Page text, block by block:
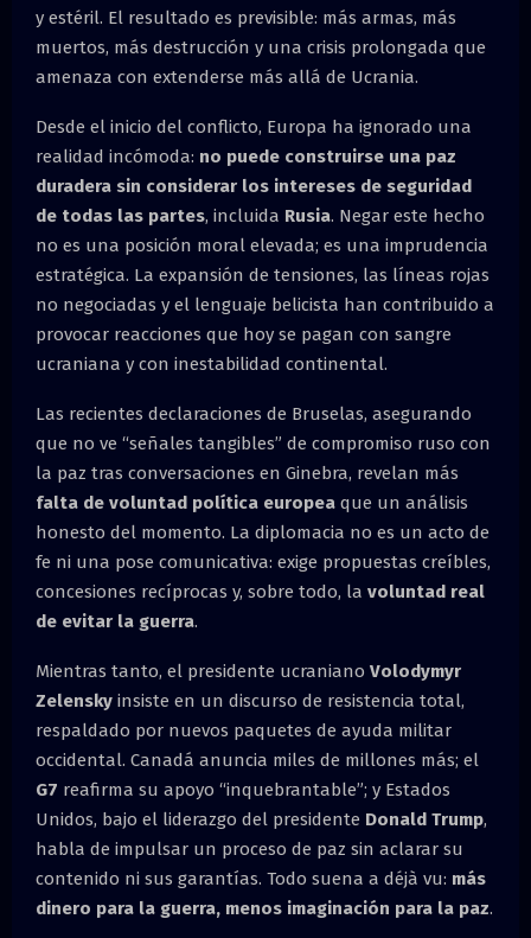
U
y estéril. El resultado es previsible: más armas, más
muertos, más destrucción y una crisis prolongada que
amenaza con extenderse más allá de Ucrania.
Desde el inicio del conflicto, Europa ha ignorado una
realidad incómoda: no puede construirse una paz
duradera sin considerar los intereses de seguridad
de todas las partes, incluida Rusia. Negar este hecho
no es una posición moral elevada; es una imprudencia
estratégica. La expansión de tensiones, las líneas rojas
no negociadas y el lenguaje belicista han contribuido a
provocar reacciones que hoy se pagan con sangre
ucraniana y con inestabilidad continental.
Las recientes declaraciones de Bruselas, asegurando
que no ve “señales tangibles” de compromiso ruso con
la paz tras conversaciones en Ginebra, revelan más
falta de voluntad política europea que un análisis
honesto del momento. La diplomacia no es un acto de
fe ni una pose comunicativa: exige propuestas creíbles,
concesiones recíprocas y, sobre todo, la voluntad real
de evitar la guerra.
Mientras tanto, el presidente ucraniano Volodymyr
Zelensky insiste en un discurso de resistencia total,
respaldado por nuevos paquetes de ayuda militar
occidental. Canadá anuncia miles de millones más; el
G7 reafirma su apoyo “inquebrantable”; y Estados
Unidos, bajo el liderazgo del presidente Donald Trump,
habla de impulsar un proceso de paz sin aclarar su
contenido ni sus garantías. Todo suena a déjà vu: más
dinero para la guerra, menos imaginación para la paz.